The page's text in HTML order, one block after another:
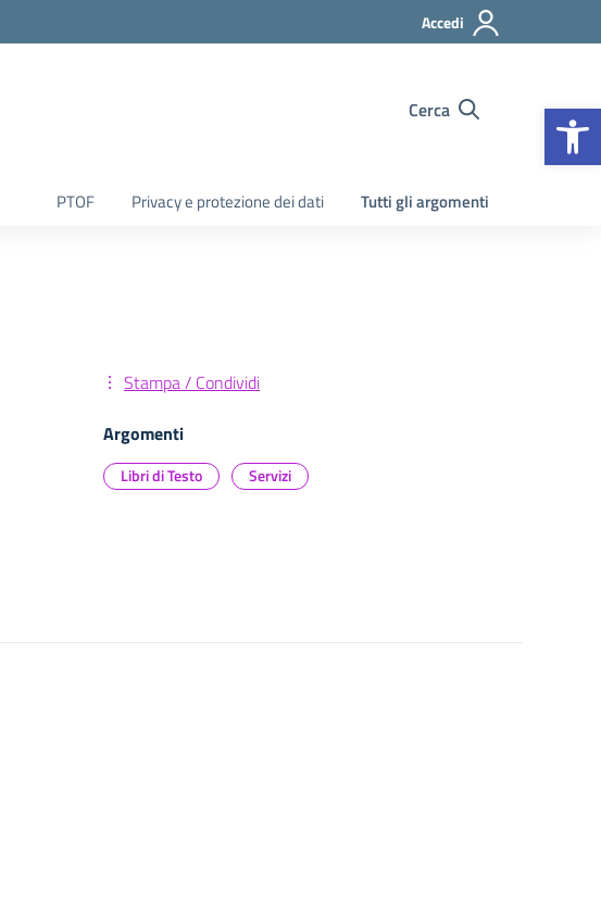
Accedi
Cerca
PTOF Privacy e protezione dei dati Tutti gli argomenti
Stampa / Condividi
Argomenti
Libri di Testo Servizi